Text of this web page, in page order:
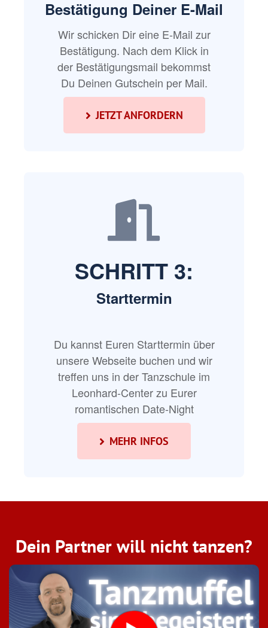
Bestätigung Deiner E-Mail
Wir schicken Dir eine E-Mail zur
Bestätigung. Nach dem Klick in
der Bestätigungsmail bekommst
Du Deinen Gutschein per Mail.
JETZT ANFORDERN
SCHRITT 3:
Starttermin
Du kannst Euren Starttermin über
unsere Webseite buchen und wir
treffen uns in der Tanzschule im
Leonhard-Center zu Eurer
romantischen Date-Night
MEHR INFOS
Dein Partner will nicht tanzen?